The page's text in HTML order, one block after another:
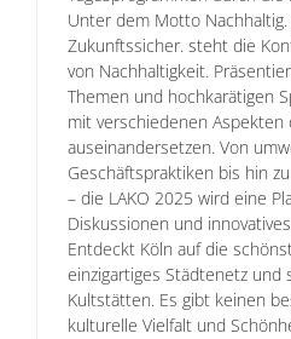
Unter dem Motto
Zukunftssicher.​ steht die
von Nachhaltigkeit.
Themen und hochkarätigen
mit verschiedenen Aspekten
auseinandersetzen. Von
Geschäftspraktiken bis hin
– die LAKO 2025 wird eine
Diskussionen und
Entdeckt Köln auf die
einzigartiges Städtenetz und
Kultstätten. Es gibt keinen
kulturelle Vielfalt und